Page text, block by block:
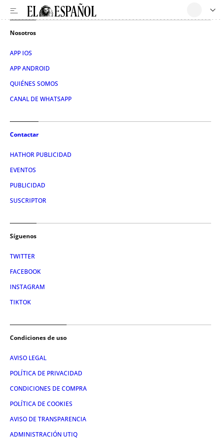
Nosotros
APP IOS
APP ANDROID
QUIÉNES SOMOS
CANAL DE WHATSAPP
Contactar
HATHOR PUBLICIDAD
EVENTOS
PUBLICIDAD
SUSCRIPTOR
Síguenos
TWITTER
FACEBOOK
INSTAGRAM
TIKTOK
Condiciones de uso
AVISO LEGAL
POLÍTICA DE PRIVACIDAD
CONDICIONES DE COMPRA
POLÍTICA DE COOKIES
AVISO DE TRANSPARENCIA
ADMINISTRACIÓN UTIQ